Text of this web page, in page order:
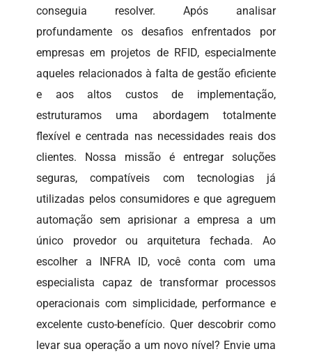
conseguia resolver. Após analisar
profundamente os desafios enfrentados por
empresas em projetos de RFID, especialmente
aqueles relacionados à falta de gestão eficiente
e aos altos custos de implementação,
estruturamos uma abordagem totalmente
flexível e centrada nas necessidades reais dos
clientes. Nossa missão é entregar soluções
seguras, compatíveis com tecnologias já
utilizadas pelos consumidores e que agreguem
automação sem aprisionar a empresa a um
único provedor ou arquitetura fechada. Ao
escolher a INFRA ID, você conta com uma
especialista capaz de transformar processos
operacionais com simplicidade, performance e
excelente custo-benefício. Quer descobrir como
levar sua operação a um novo nível? Envie uma